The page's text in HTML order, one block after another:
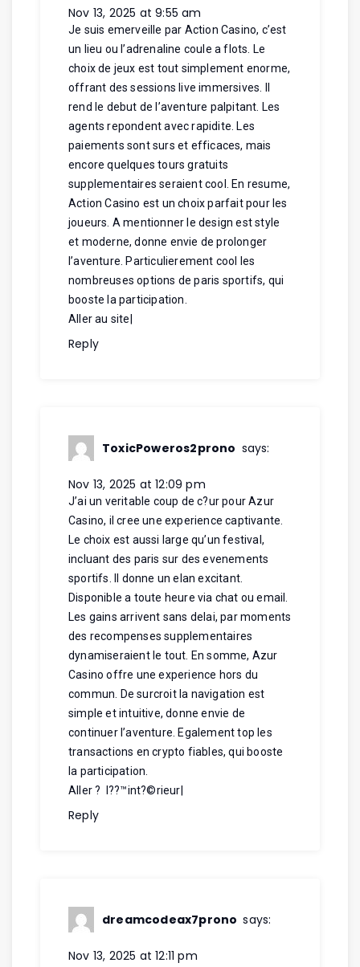
Nov 13, 2025 at 9:55 am
Je suis emerveille par Action Casino, c’est
un lieu ou l’adrenaline coule a flots. Le
choix de jeux est tout simplement enorme,
offrant des sessions live immersives. Il
rend le debut de l’aventure palpitant. Les
agents repondent avec rapidite. Les
paiements sont surs et efficaces, mais
encore quelques tours gratuits
supplementaires seraient cool. En resume,
Action Casino est un choix parfait pour les
joueurs. A mentionner le design est style
et moderne, donne envie de prolonger
l’aventure. Particulierement cool les
nombreuses options de paris sportifs, qui
booste la participation.
Aller au site
Reply
ToxicPoweros2prono says:
Nov 13, 2025 at 12:09 pm
J’ai un veritable coup de c?ur pour Azur
Casino, il cree une experience captivante.
Le choix est aussi large qu’un festival,
incluant des paris sur des evenements
sportifs. Il donne un elan excitant.
Disponible a toute heure via chat ou email.
Les gains arrivent sans delai, par moments
des recompenses supplementaires
dynamiseraient le tout. En somme, Azur
Casino offre une experience hors du
commun. De surcroit la navigation est
simple et intuitive, donne envie de
continuer l’aventure. Egalement top les
transactions en crypto fiables, qui booste
la participation.
Aller ? l??™int?©rieur
Reply
dreamcodeax7prono says:
Nov 13, 2025 at 12:11 pm